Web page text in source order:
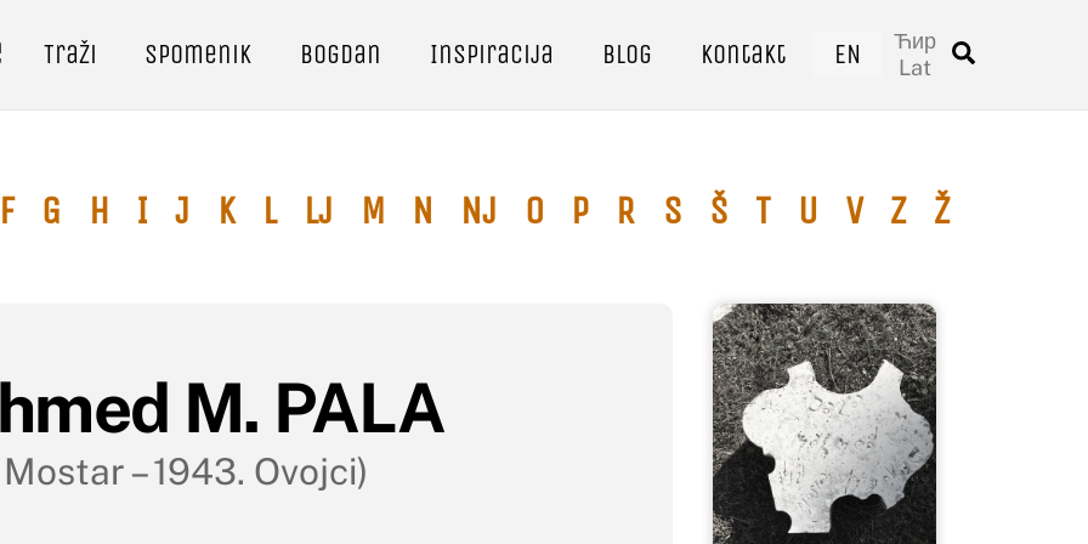
Ћир
Lat
Traži Spomenik Bogdan Inspiracija Blog Kontakt EN
F G H I J K L Lj M N Nj O P R S Š T U V Z Ž
M. PALA
Mostar – 1943. Ovojci)